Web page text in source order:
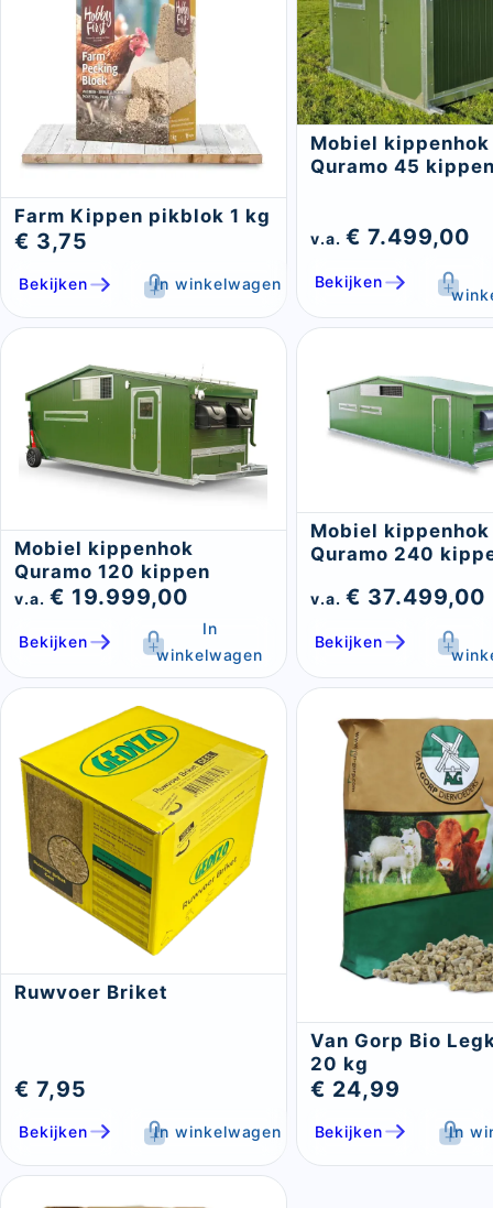
Farm Kippen pikblok 1 kg
€ 3,75
Bekijken In winkelwagen
Mobiel kippenhok
Quramo 45
v.a. € 7.499,00
Bekijken
Mobiel kippenhok
Quramo 120 kippen
v.a. € 19.999,00
Bekijken
In
winkelwagen
Mobiel kippenhok
Quramo 240
v.a. € 37.499,00
Bekijken
Ruwvoer Briket
€ 7,95
Bekijken In winkelwagen
Van Gorp Bio
20 kg
€ 24,99
Bekijken In